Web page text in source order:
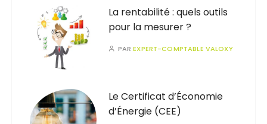
La rentabilité : quels outils
pour la mesurer ?
PAREXPERT-COMPTABLE VALOXY
Le Certificat d’Économie
d’Énergie (CEE)